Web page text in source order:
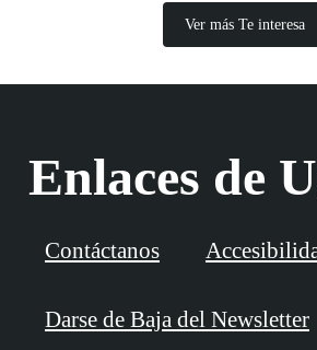
Ver más Te interesa
Enlaces de
Contáctanos
Darse de Baja del Newsletter